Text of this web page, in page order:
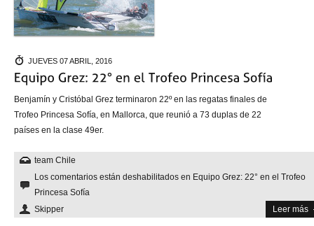
JUEVES 07 ABRIL, 2016
Benjamín y Cristóbal Grez terminaron 22º en las regatas finales de
Trofeo Princesa Sofía, en Mallorca, que reunió a 73 duplas de 22
países en la clase 49er.
team Chile
Los comentarios están deshabilitados en Equipo Grez: 22° en el Trofeo
Princesa Sofía
Skipper
Leer más